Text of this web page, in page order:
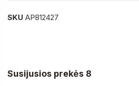
SKU AP812427
Susijusios prekės 8